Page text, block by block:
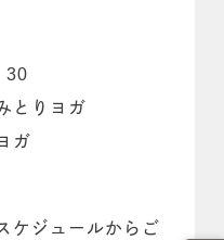
30
とりヨガ
ガ
ケジュールからご